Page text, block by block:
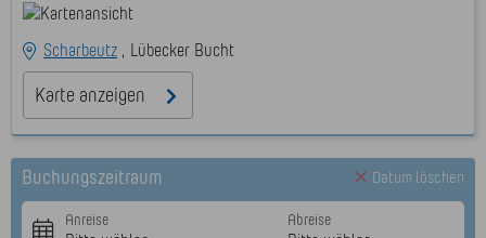
Scharbeutz Lübecker Bucht
Karte anzeigen
Buchungszeitraum Datum löschen